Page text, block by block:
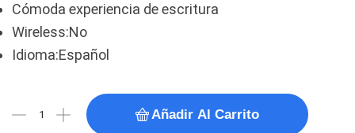
Cómoda experiencia de escritura
Wireless:No
Idioma:Español
Añadir Al Carrito